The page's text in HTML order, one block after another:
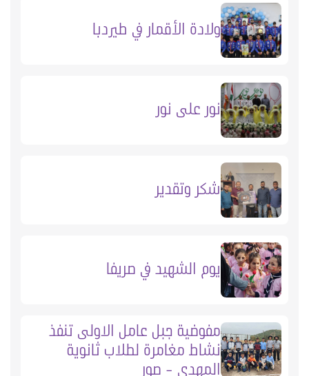
ولادة الأقمار في طيردبا
نور على نور
شكر وتقدير
يوم الشهيد في صريفا
مفوضية جبل عامل الاولى تنفذ
نشاط مغامرة لطلاب ثانوية
المهدي - صور